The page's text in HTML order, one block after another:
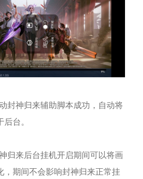
封神归来辅助脚本成功，自动将
台。
归来后台挂机开启期间可以将画
，期间不会影响封神归来正常挂